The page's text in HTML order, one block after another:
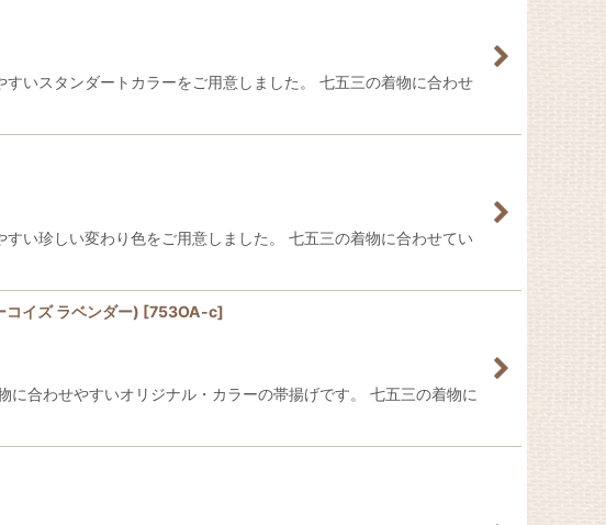
いスタンダートカラーをご用意しました。 七五三の着物に合わせ
い珍しい変わり色をご用意しました。 七五三の着物に合わせてい
コイズ ラベンダー) [753OA-c]
合わせやすいオリジナル・カラーの帯揚げです。 七五三の着物に